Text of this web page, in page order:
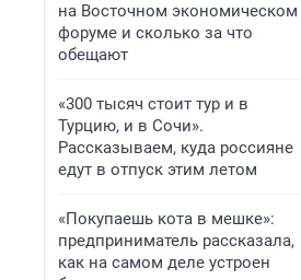
на Восточном экономическом
форуме и сколько за что
обещают
«300 тысяч стоит тур и в
Турцию, и в Сочи».
Рассказываем, куда россияне
едут в отпуск этим летом
«Покупаешь кота в мешке»:
предприниматель рассказала,
как на самом деле устроен